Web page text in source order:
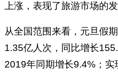
上涨，表现了旅游市场的发
从全国范围来看，元旦假
1.35亿人次，同比增长
2019年同期增长9.4%；